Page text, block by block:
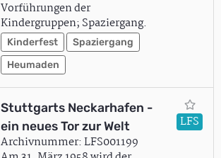
Vorführungen der
Kindergruppen; Spaziergang.
Kinderfest
Spaziergang
Heumaden
Stuttgarts Neckarhafen -
ein neues Tor zur Welt
Archivnummer: LFS001199
LFS